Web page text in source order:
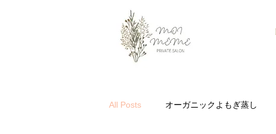
All Posts オーガニックよもぎ蒸し